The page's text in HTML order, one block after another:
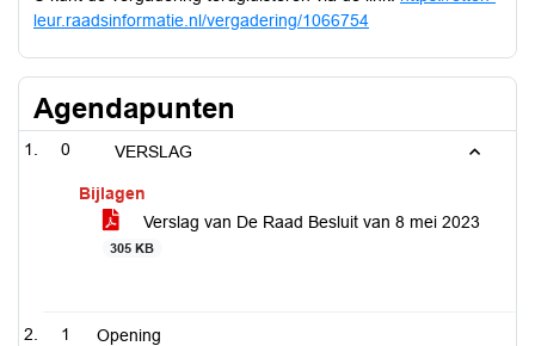
leur.raadsinformatie.nl/vergadering/1066754
Agendapunten
0 VERSLAG
Bijlagen
Verslag van De Raad Besluit van 8 mei 2023
305 KB
1 Opening